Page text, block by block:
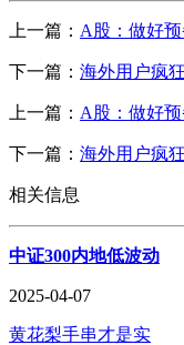
上一篇： A股：做好
下一篇： 海外用户疯
上一篇： A股：做好
下一篇： 海外用户疯
相关信息
中证300内地低波动
2025-04-07
黄花梨手串才是实